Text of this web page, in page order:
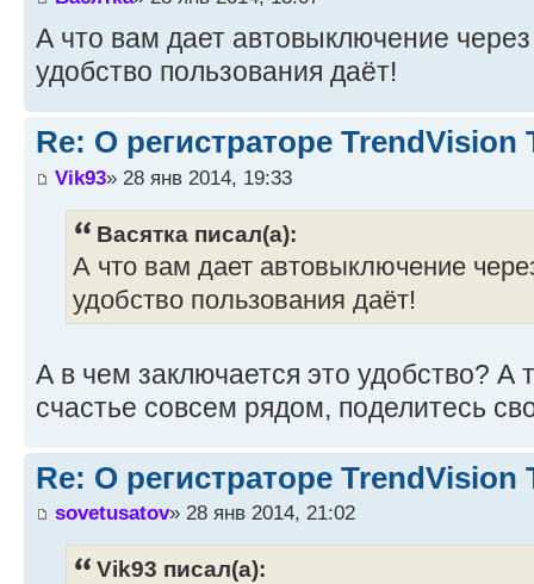
А что вам дает автовыключение через
удобство пользования даёт!
Re: О регистраторе TrendVision
Vik93» 28 янв 2014, 19:33
Васятка писал(а):
А что вам дает автовыключение
удобство пользования даёт!
А в чем заключается это удобство? А
счастье совсем рядом, поделитесь
Re: О регистраторе TrendVision
sovetusatov» 28 янв 2014, 21:02
Vik93 писал(а):